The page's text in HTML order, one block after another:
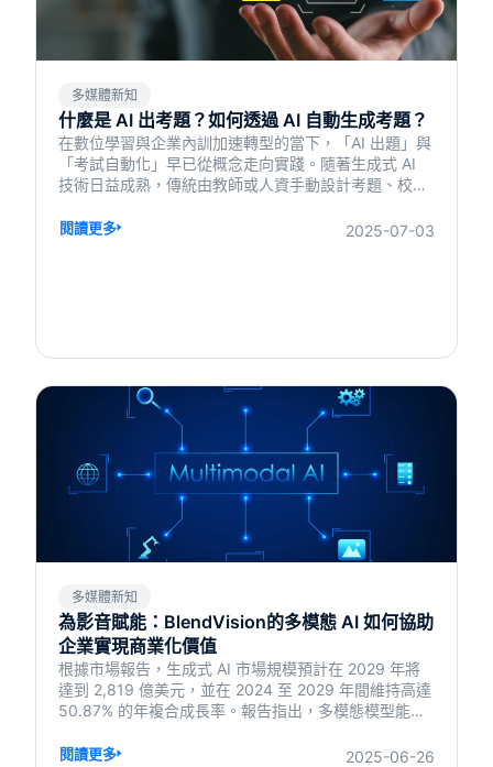
多媒體新知
什麼是 AI 出考題？如何透過 AI 自動生成考題？
在數位學習與企業內訓加速轉型的當下，「AI 出題」與
「考試自動化」早已從概念走向實踐。隨著生成式 AI
技術日益成熟，傳統由教師或人資手動設計考題、校對
這場革命，不僅節省了大量時間與人力，更讓學習變得
閱讀更多 2025-07-03
多媒體新知
為影音賦能：BlendVision的多模態 AI 如何協助
企業實現商業化價值
根據市場報告，生成式 AI 市場規模預計在 2029 年將
達到 2,819 億美元，並在 2024 至 2029 年間維持高達
50.87% 的年複合成長率。報告指出，多模態模型能夠
範疇並提高功能性，為自動化、創新和個人化服務創造
閱讀更多 2025-06-26